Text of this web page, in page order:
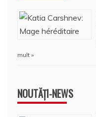
mult »
NOUTĂȚI-NEWS